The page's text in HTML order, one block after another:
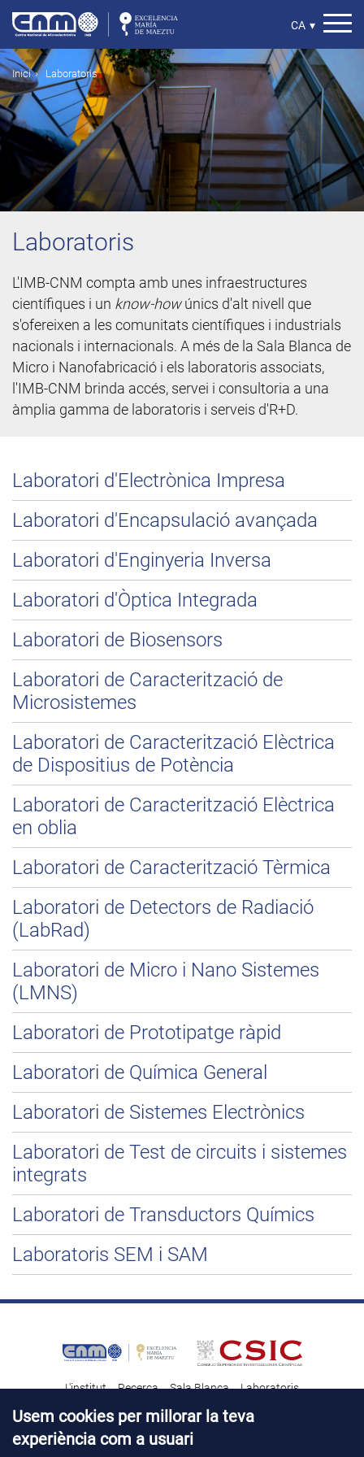
contingut
Select
language
CA ▾
Fil
d'ariadna
Inici Laboratoris
Laboratoris
L'IMB-CNM compta amb unes infraestructures
científiques i un know-howúnics d'alt nivell que
s'ofereixen a les comunitats científiques i industrials
nacionals i internacionals. A més de la Sala Blanca de
Micro i Nanofabricació i els laboratoris associats,
l'IMB-CNM brinda accés, servei i consultoria a una
àmplia gamma de laboratoris i serveis d'R+D.
Laboratori d'Electrònica Impresa
Laboratori d'Encapsulació avançada
Laboratori d'Enginyeria Inversa
Laboratori d'Òptica Integrada
Laboratori de Biosensors
Laboratori de Caracterització de
Microsistemes
Laboratori de Caracterització Elèctrica
de Dispositius de Potència
Laboratori de Caracterització Elèctrica
en oblia
Laboratori de Caracterització Tèrmica
Laboratori de Detectors de Radiació
(LabRad)
Laboratori de Micro i Nano Sistemes
(LMNS)
Laboratori de Prototipatge ràpid
Laboratori de Química General
Laboratori de Sistemes Electrònics
Laboratori de Test de circuits i sistemes
integrats
Laboratori de Transductors Químics
Laboratoris SEM i SAM
L'institut Recerca Sala Blanca
Laboratoris
Transferència tecnològica
Notícies & Divulgació
Usem cookies per millorar la teva
experiència com a usuari